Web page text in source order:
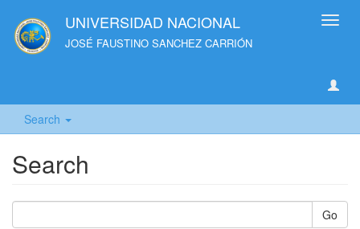
UNIVERSIDAD NACIONAL
JOSÉ FAUSTINO SANCHEZ CARRIÓN
Search
Search
Go